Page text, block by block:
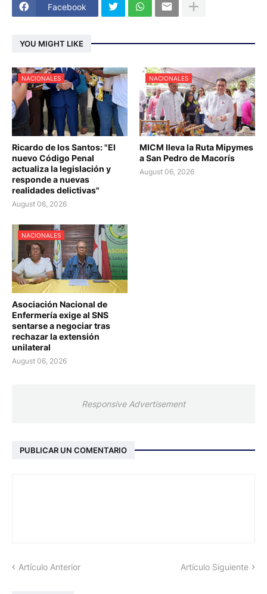
Facebook
YOU MIGHT LIKE
NACIONALES
Ricardo de los Santos: "El
nuevo Código Penal
actualiza la legislación y
responde a nuevas
realidades delictivas"
August 06, 2026
NACIONALES
MICM lleva la Ruta Mipymes
a San Pedro de Macorís
August 06, 2026
NACIONALES
Asociación Nacional de
Enfermería exige al SNS
sentarse a negociar tras
rechazar la extensión
unilateral
August 06, 2026
Responsive Advertisement
PUBLICAR UN COMENTARIO
Artículo Anterior Artículo Siguiente